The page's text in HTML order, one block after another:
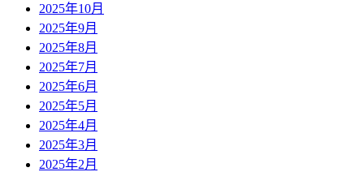
2025年10月
2025年9月
2025年8月
2025年7月
2025年6月
2025年5月
2025年4月
2025年3月
2025年2月